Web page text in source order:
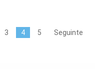
3 4 5 Seguinte